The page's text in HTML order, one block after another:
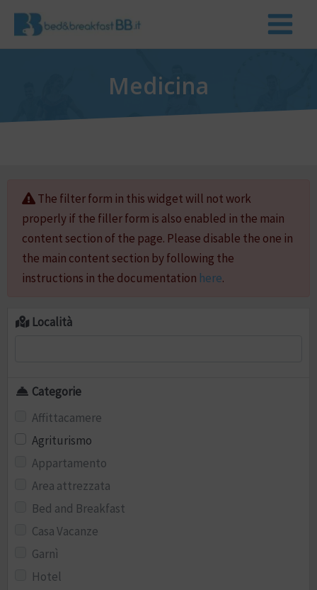
Medicina
The filter form in this widget will not work
properly if the filler form is also enabled in the main
content section of the page. Please disable the one in
the main content section by following the
instructions in the documentation here.
Località
Categorie
Affittacamere
Agriturismo
Appartamento
Area attrezzata
Bed and Breakfast
Casa Vacanze
Garnì
Hotel